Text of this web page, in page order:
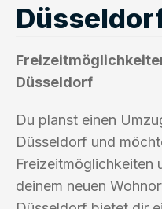
Düsseldorf
Du planst einen
Düsseldorf und
Freizeitmöglichkeiten
deinem neuen